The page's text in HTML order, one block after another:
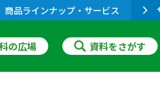
商品ラインナップ・サービス
の広場 資料をさがす